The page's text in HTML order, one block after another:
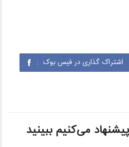
اشتراک گذاری در فیس بوک
می‌کنیم ببینید